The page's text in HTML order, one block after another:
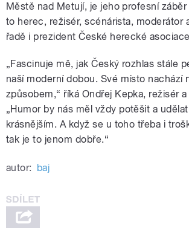
Městě nad Metují, je jeho profesní
to herec, režisér, scénárista, moderátor
řadě i prezident České herecké
„Fascinuje mě, jak Český rozhlas stále
naší moderní dobou. Své místo nachází
způsobem,“ říká Ondřej Kepka, režisér
„Humor by nás měl vždy potěšit a
krásnějším. A když se u toho třeba i
tak je to jenom dobře.“
autor: baj